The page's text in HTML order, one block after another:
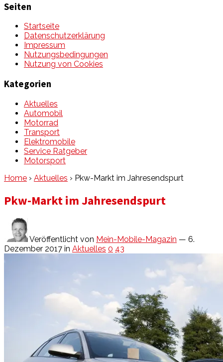
Seiten
Startseite
Datenschutzerklärung
Impressum
Nutzungsbedingungen
Nutzung von Cookies
Kategorien
Aktuelles
Automobil
Motorrad
Transport
Elektromobile
Service Ratgeber
Motorsport
Home › Aktuelles › Pkw-Markt im Jahresendspurt
Pkw-Markt im Jahresendspurt
Veröffentlicht von Mein-Mobile-Magazin — 6.
Dezember 2017 in Aktuelles 0 43